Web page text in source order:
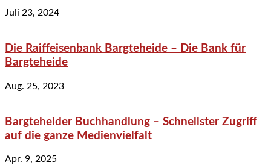
Juli 23, 2024
Die Raiffeisenbank Bargteheide – Die Bank für
Bargteheide
Aug. 25, 2023
Bargteheider Buchhandlung – Schnellster Zugriff
auf die ganze Medienvielfalt
Apr. 9, 2025